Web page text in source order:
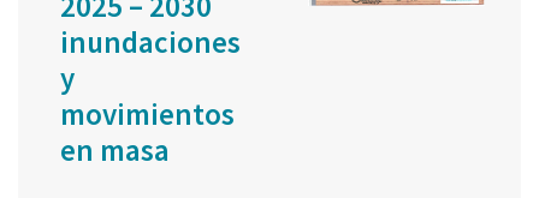
inundaciones
y
movimientos
en masa